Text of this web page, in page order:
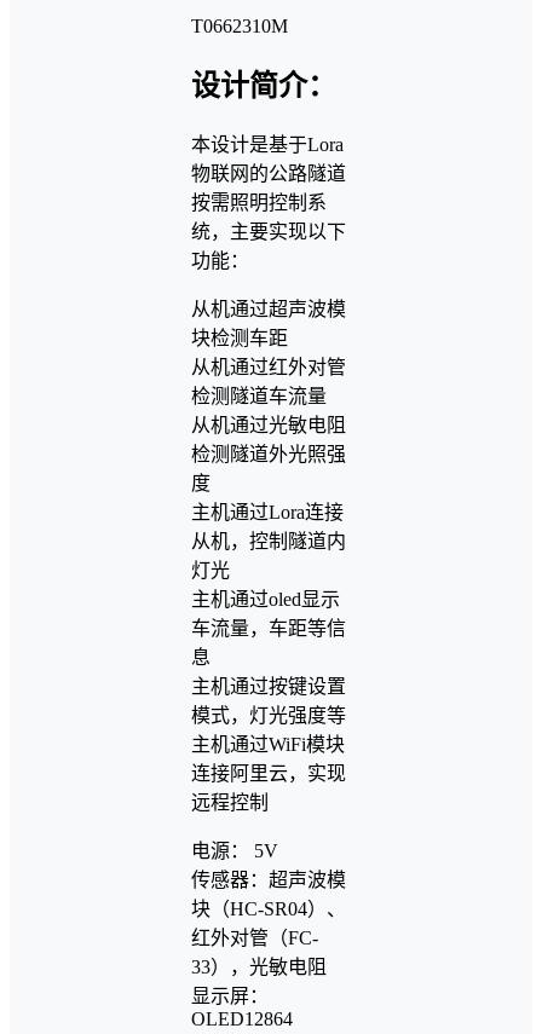
T0662310M
设计简介：
本设计是基于Lora
物联网的公路隧道
按需照明控制系
统，主要实现以下
功能：
从机通过超声波模
块检测车距
从机通过红外对管
检测隧道车流量
从机通过光敏电阻
检测隧道外光照强
度
主机通过Lora连接
从机，控制隧道内
灯光
主机通过oled显示
车流量，车距等信
息
主机通过按键设置
模式，灯光强度等
主机通过WiFi模块
连接阿里云，实现
远程控制
电源： 5V
传感器：超声波模
块（HC-SR04）、
红外对管（FC-
33），光敏电阻
显示屏：
OLED12864